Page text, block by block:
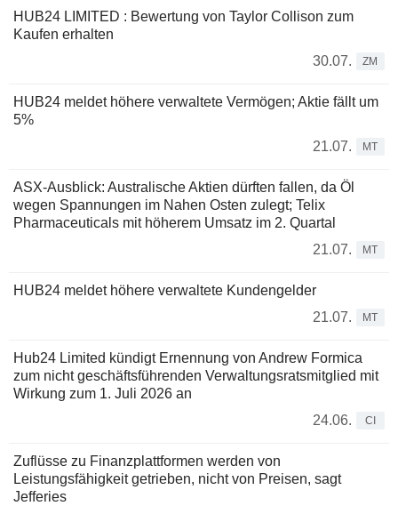
HUB24 LIMITED : Bewertung von Taylor Collison zum
Kaufen erhalten
30.07.
ZM
HUB24 meldet höhere verwaltete Vermögen; Aktie fällt um
5%
21.07.
MT
ASX-Ausblick: Australische Aktien dürften fallen, da Öl
wegen Spannungen im Nahen Osten zulegt; Telix
Pharmaceuticals mit höherem Umsatz im 2. Quartal
21.07.
MT
HUB24 meldet höhere verwaltete Kundengelder
21.07.
MT
Hub24 Limited kündigt Ernennung von Andrew Formica
zum nicht geschäftsführenden Verwaltungsratsmitglied mit
Wirkung zum 1. Juli 2026 an
24.06.
CI
Zuflüsse zu Finanzplattformen werden von
Leistungsfähigkeit getrieben, nicht von Preisen, sagt
Jefferies